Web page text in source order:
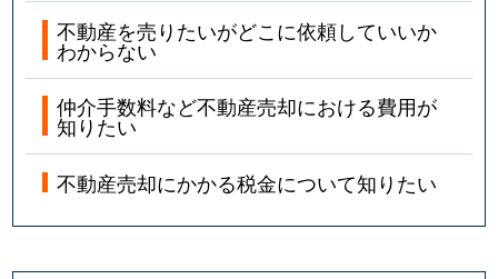
不動産を売りたいがどこに依頼していいか
わからない
仲介手数料など不動産売却における費用が
知りたい
不動産売却にかかる税金について知りたい